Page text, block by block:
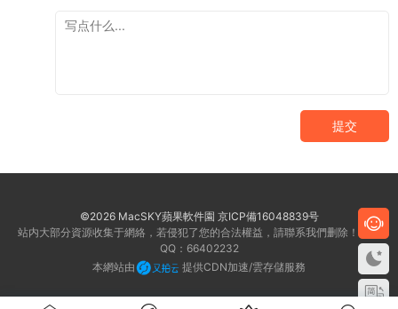
提交
©2026 MacSKY蘋果軟件園 京ICP備16048839号
站内大部分資源收集于網絡，若侵犯了您的合法權益，請聯系我們删除！客服
QQ：66402232
本網站由
提供CDN加速/雲存儲服務